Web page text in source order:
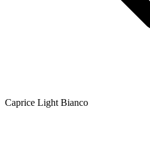
Caprice Light Bianco